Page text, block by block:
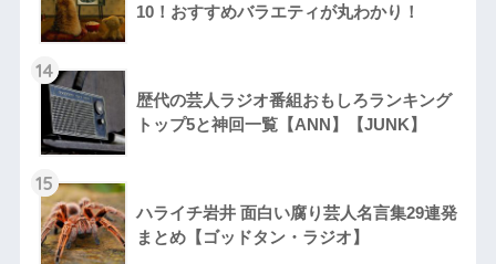
10！おすすめバラエティが丸わかり！
14
歴代の芸人ラジオ番組おもしろランキング
トップ5と神回一覧【ANN】【JUNK】
15
ハライチ岩井 面白い腐り芸人名言集29連発
まとめ【ゴッドタン・ラジオ】